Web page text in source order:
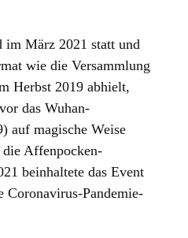
im März 2021 statt und
wie die Versammlung
Herbst 2019 abhielt,
das Wuhan-
auf magische Weise
die Affenpocken-
beinhaltete das Event
Coronavirus-Pandemie-